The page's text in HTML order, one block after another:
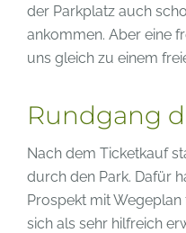
der Parkplatz auch
ankommen. Aber eine
uns gleich zu einem
Rundgang
Nach dem Ticketkauf
durch den Park. Dafür
Prospekt mit
sich als sehr hilfreich